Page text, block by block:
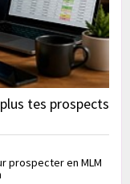
tes prospects
prospecter en MLM